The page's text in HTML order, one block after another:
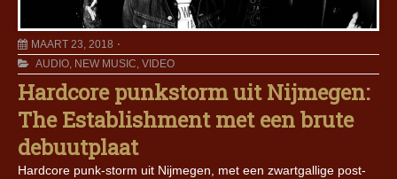
MAART 23, 2018
AUDIO, NEW MUSIC, VIDEO
Hardcore punkstorm uit Nijmegen:
The Establishment met een brute
debuutplaat
Hardcore punk-storm uit Nijmegen, met een zwartgallige post-